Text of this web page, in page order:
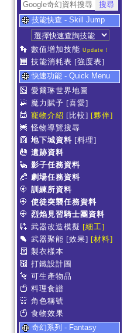
技能快查 - Skill Jump
數值增加技能 Update !
技能消耗表 [強度表]
快速功能 - Quick Menu
愛爾琳世界地圖
魔力賦予 [喜愛]
寵物介紹 [比較] [夥伴]
怪物導覽搜尋
地下城資料 [料理]
遺跡資料
影子任務資料
劇場任務資料
訓練所資料
使徒突襲任務資料
烈焰見習騎士團資料
武器改造模擬 [細工]
武器聚能 [效果] [材料]
製衣樣本
打鐵設計圖
可生產物品
料理食譜
角色稱號
食物效果
奇幻系列 - Fantasy